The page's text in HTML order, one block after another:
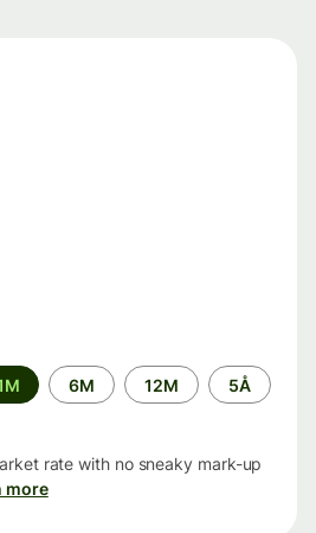
6M 12M 5Å
rate with no sneaky mark-up
more